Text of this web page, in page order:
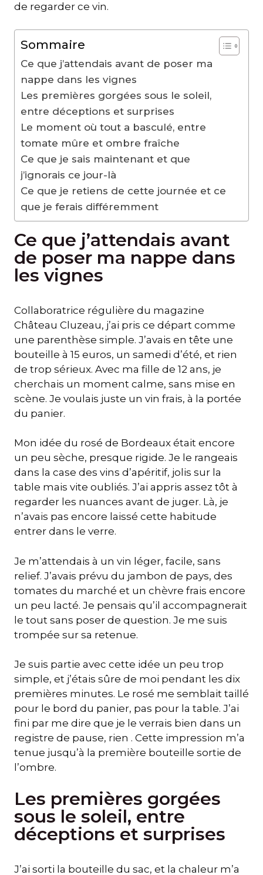
de regarder ce vin.
Sommaire
Ce que j’attendais avant de poser ma
nappe dans les vignes
Les premières gorgées sous le soleil,
entre déceptions et surprises
Le moment où tout a basculé, entre
tomate mûre et ombre fraîche
Ce que je sais maintenant et que
j’ignorais ce jour-là
Ce que je retiens de cette journée et ce
que je ferais différemment
Ce que j’attendais avant
de poser ma nappe dans
les vignes
Collaboratrice régulière du magazine
Château Cluzeau, j’ai pris ce départ comme
une parenthèse simple. J’avais en tête une
bouteille à 15 euros, un samedi d’été, et rien
de trop sérieux. Avec ma fille de 12 ans, je
cherchais un moment calme, sans mise en
scène. Je voulais juste un vin frais, à la portée
du panier.
Mon idée du rosé de Bordeaux était encore
un peu sèche, presque rigide. Je le rangeais
dans la case des vins d’apéritif, jolis sur la
table mais vite oubliés. J’ai appris assez tôt à
regarder les nuances avant de juger. Là, je
n’avais pas encore laissé cette habitude
entrer dans le verre.
Je m’attendais à un vin léger, facile, sans
relief. J’avais prévu du jambon de pays, des
tomates du marché et un chèvre frais encore
un peu lacté. Je pensais qu’il accompagnerait
le tout sans poser de question. Je me suis
trompée sur sa retenue.
Je suis partie avec cette idée un peu trop
simple, et j’étais sûre de moi pendant les dix
premières minutes. Le rosé me semblait taillé
pour le bord du panier, pas pour la table. J’ai
fini par me dire que je le verrais bien dans un
registre de pause, rien . Cette impression m’a
tenue jusqu’à la première bouteille sortie de
l’ombre.
Les premières gorgées
sous le soleil, entre
déceptions et surprises
J’ai sorti la bouteille du sac, et la chaleur m’a